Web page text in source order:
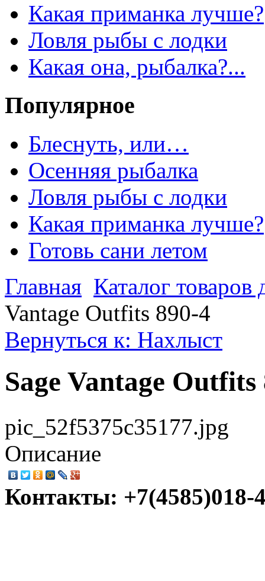
Какая приманка лучше?
Ловля рыбы с лодки
Какая она, рыбалка?...
Популярное
Блеснуть, или…
Осенняя рыбалка
Ловля рыбы с лодки
Какая приманка лучше?
Готовь сани летом
Главная Каталог
Vantage Outfits 890-4
Вернуться к: Нахлыст
Sage Vantage Outfits
pic_52f5375c35177.jpg
Описание
Контакты: